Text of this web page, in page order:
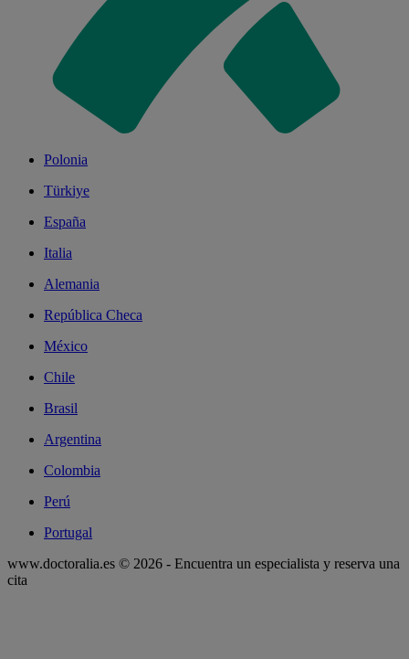
Polonia
Türkiye
España
Italia
Alemania
República Checa
México
Chile
Brasil
Argentina
Colombia
Perú
Portugal
www.doctoralia.es © 2026 - Encuentra un especialista y reserva una
cita